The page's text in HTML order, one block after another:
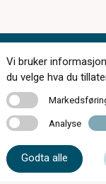
174 butikker over
Om c)optikk
Vi bruker
du velge hva du
Markedsføring
Analyse Analyse
Godta alle